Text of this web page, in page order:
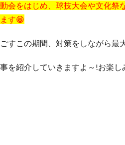
会をはじめ、球技大会や文化
す😁
すこの期間、対策をしながら最
を紹介していきますよ～!お楽し